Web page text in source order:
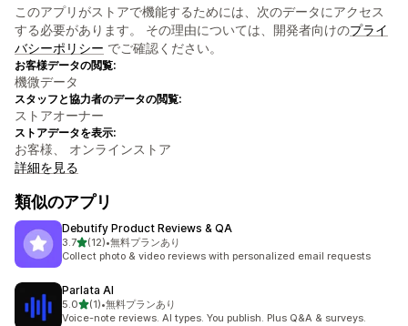
このアプリがストアで機能するためには、次のデータにアクセス
する必要があります。 その理由については、開発者向けのプライ
バシーポリシー でご確認ください。
お客様データの閲覧:
機微データ
スタッフと協力者のデータの閲覧:
ストアオーナー
ストアデータを表示:
お客様、 オンラインストア
詳細を見る
類似のアプリ
Debutify Product Reviews & QA
3.75つ星中
(12)
合計レビュー数：12件
•無料プランあり
Collect photo & video reviews with personalized email requests
Parlata AI
5.05つ星中
(1)
合計レビュー数：1件
•無料プランあり
Voice-note reviews. AI types. You publish. Plus Q&A & surveys.